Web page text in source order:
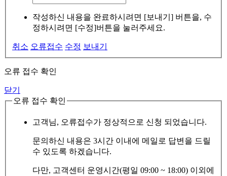
작성하신 내용을 완료하시려면 [보내기] 버튼을, 수
정하시려면 [수정]버튼을 눌러주세요.
취소 오류접수 수정 보내기
오류 접수 확인
닫기
오류 접수 확인
고객님, 오류접수가 정상적으로 신청 되었습니다.
문의하신 내용은 3시간 이내에 메일로 답변을 드릴
수 있도록 하겠습니다.
다만, 고객센터 운영시간(평일 09:00 ~ 18:00) 이외에